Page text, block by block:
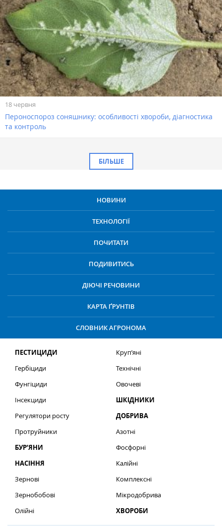
18 червня
Пероноспороз соняшнику: особливості хвороби, діагностика
та контроль
БІЛЬШЕ
НОВИНИ
ТЕХНОЛОГІЇ
ПОЧИТАТИ
ПОДИВИТИСЬ
ДІЮЧІ РЕЧОВИНИ
КАРТА ҐРУНТІВ
СЛОВНИК АГРОНОМА
ПЕСТИЦИДИ
Гербіциди
Фунгіциди
Інсекциди
Регулятори росту
Протруйники
БУР’ЯНИ
НАСІННЯ
Зернові
Зернобобові
Олійні
Круп’яні
Технічні
Овочеві
ШКІДНИКИ
ДОБРИВА
Азотні
Фосфорні
Калійні
Комплексні
Мікродобрива
ХВОРОБИ